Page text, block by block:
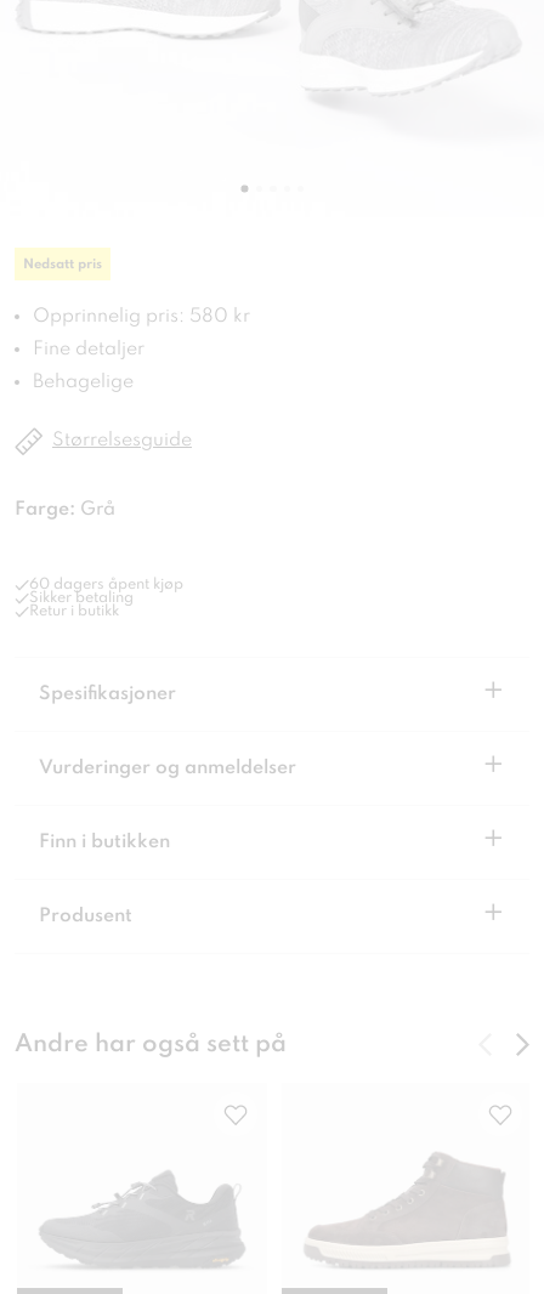
Nedsatt pris
Opprinnelig pris: 580 kr
Fine detaljer
Behagelige
Størrelsesguide
Farge: Grå
60 dagers åpent kjøp
Sikker betaling
Retur i butikk
Spesifikasjoner +
Vurderinger og anmeldelser +
Finn i butikken +
Produsent +
Andre har også sett på